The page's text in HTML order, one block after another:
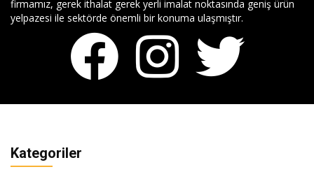
firmamız, gerek ithalat gerek yerli imalat noktasında geniş ürün
yelpazesi ile sektörde önemli bir konuma ulaşmıştır.
Kategoriler